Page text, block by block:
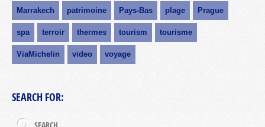
Marrakech patrimoine Pays-Bas plage Prague
spa terroir thermes tourism tourisme
ViaMichelin video voyage
SEARCH FOR: